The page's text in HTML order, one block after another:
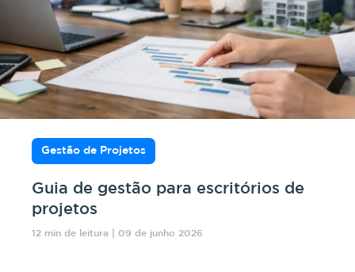
Gestão de Projetos
Guia de gestão para escritórios de
projetos
12 min de leitura | 09 de junho 2026